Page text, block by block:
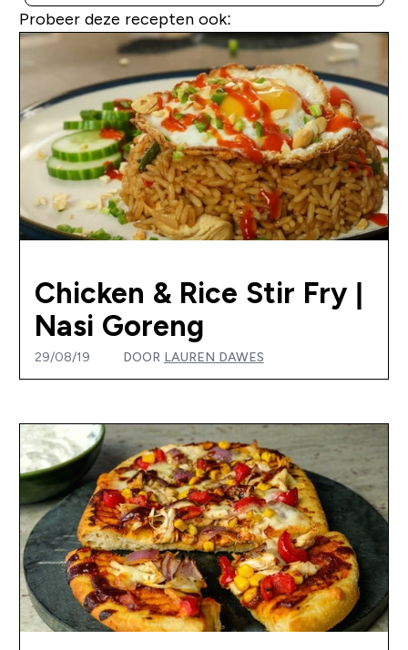
Probeer deze recepten ook:
Chicken & Rice Stir Fry |
Nasi Goreng
29/08/19 DOOR LAUREN DAWES